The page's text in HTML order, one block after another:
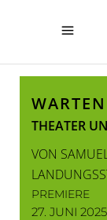
THEATER
VON
PREMIERE
27. JUNI 2025